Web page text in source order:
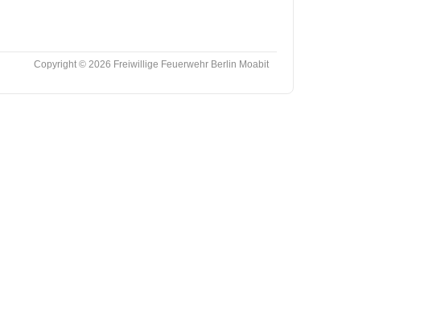
Copyright © 2026 Freiwillige Feuerwehr Berlin Moabit